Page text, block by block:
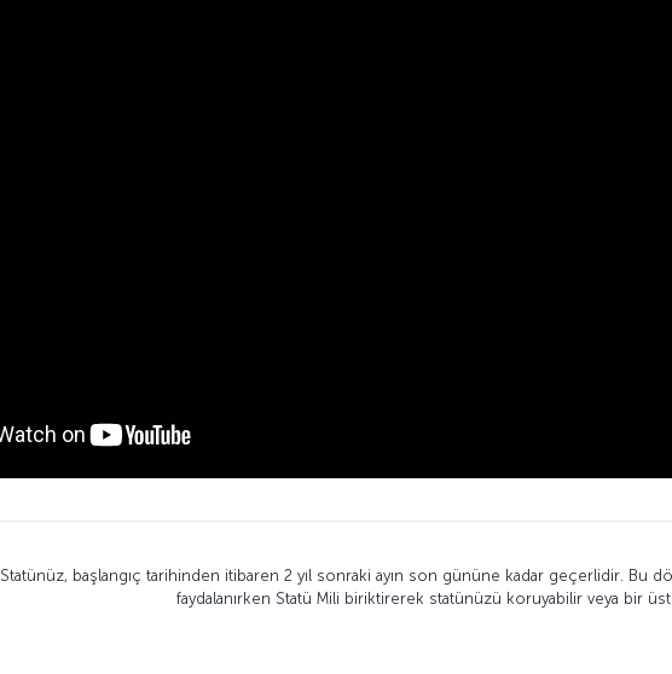
Statünüz, başlangıç tarihinden itibaren 2 yıl sonraki ayın son gününe kadar geçerlidir. Bu
faydalanırken Statü Mili biriktirerek statünüzü koruyabilir veya bir